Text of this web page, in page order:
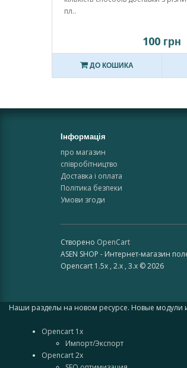
пл..
100 грн
ДО КОШИКА
Інформація
про магазин
співробітництво
Доставка і оплата
Політика безпеки
Умови згоди
Створено OpenCart
ASEN SHOP - Интернет-магазин
Opencart 1.5x , 2.x , 3.x © 2026
Наши разделы на новом ресурсе. Новые
Opencart 1x
Импорт/Экспорт
Opencart 2x